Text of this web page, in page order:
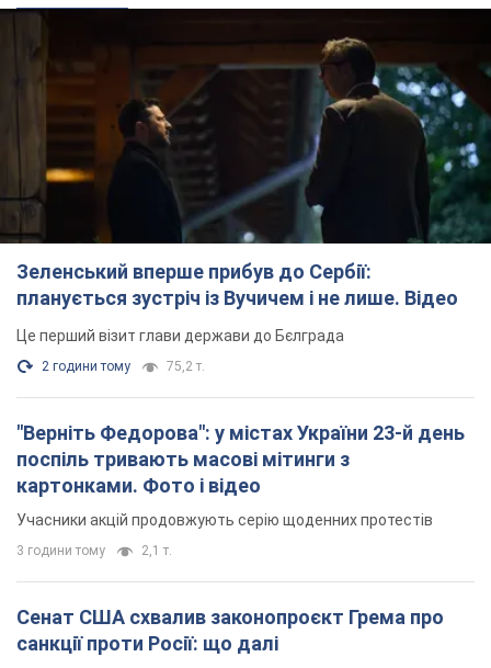
планується зустріч із Вучичем і не лише. Відео
Це перший візит глави держави до Бєлграда
75,2 т.
"Верніть Федорова": у містах України 23-й день
поспіль тривають масові мітинги з
картонками. Фото і відео
Учасники акцій продовжують серію щоденних протестів
3 години тому 2,1 т.
Сенат США схвалив законопроєкт Грема про
санкції проти Росії: що далі
3 години тому